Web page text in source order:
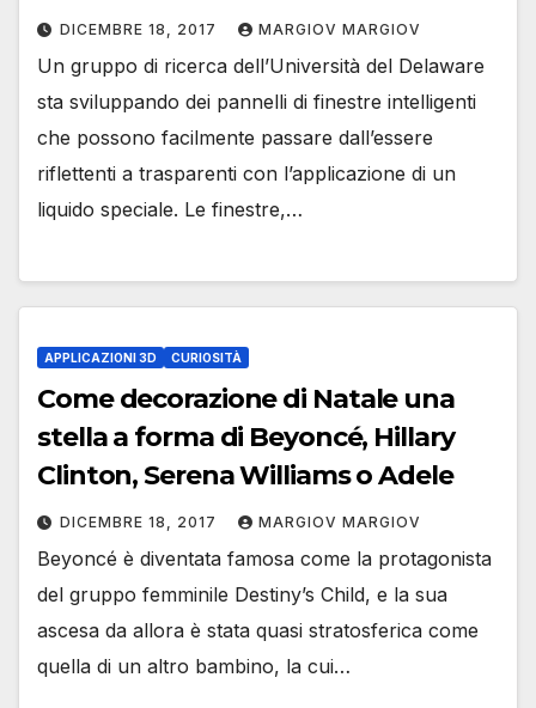
DICEMBRE 18, 2017 MARGIOV MARGIOV
Un gruppo di ricerca dell’Università del Delaware
sta sviluppando dei pannelli di finestre intelligenti
che possono facilmente passare dall’essere
riflettenti a trasparenti con l’applicazione di un
liquido speciale. Le finestre,…
APPLICAZIONI 3D CURIOSITÀ
Come decorazione di Natale una
stella a forma di Beyoncé, Hillary
Clinton, Serena Williams o Adele
DICEMBRE 18, 2017 MARGIOV MARGIOV
Beyoncé è diventata famosa come la protagonista
del gruppo femminile Destiny’s Child, e la sua
ascesa da allora è stata quasi stratosferica come
quella di un altro bambino, la cui…